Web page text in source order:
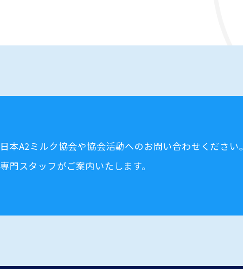
日本A2ミルク協会や協会活動へのお問い合わせください。
専門スタッフがご案内いたします。